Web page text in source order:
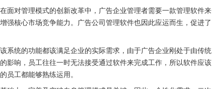
面对管理模式的创新改革中，广告企业管理者需要一款管理软件来
强核心市场竞争能力。广告公司管理软件也因此应运而生，促进了
系统的功能都该满足企业的实际需求，由于广告企业刚处于由传统
影响，员工往往一时无法接受通过软件来完成工作，所以软件应该
员工都能够熟练运用。